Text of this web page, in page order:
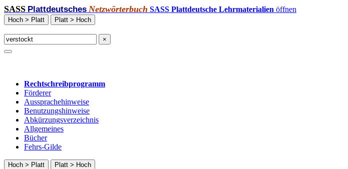
SASS Plattdeutsches Netzwörterbuch SASS Plattdeutsche Lehrmaterialien öffnen
Hoch > Platt Platt > Hoch
×
Rechtschreibprogramm
Förderer
Aussprachehinweise
Benutzungshinweise
Abkürzungsverzeichnis
Allgemeines
Bücher
Fehrs-Gilde
Hoch > Platt Platt > Hoch